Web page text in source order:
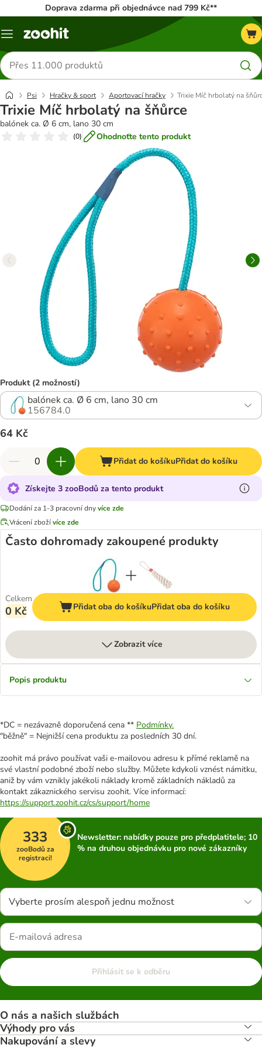
Doprava zdarma při objednávce nad 799 Kč**
Menu
Hledat
produkty
Psi Hračky & sport Aportovací hračky Trixie Míč hrbolatý na
Trixie Míč hrbolatý na šňůrce
balónek ca. Ø 6 cm, lano 30 cm
(0) Ohodnoťte tento produkt
Produkt (2 možností)
balónek ca. Ø 6 cm, lano 30 cm
156784.0
64 Kč
Přidat do košíkuPřidat do košíku
Získejte 3 zooBodů za tento produkt
Dodání za 1-3 pracovní dnyvíce zde
Vrácení zbožívíce zde
Často dohromady zakoupené produkty
Celkem
0 Kč Přidat oba do košíkuPřidat oba do košíku
Zobrazit více
Popis produktu
*DC = nezávazně doporučená cena ** Podmínky.
"běžně" = Nejnižší cena produktu za posledních 30 dní.
zoohit má právo používat vaši e-mailovou adresu k přímé reklamě na
své vlastní podobné zboží nebo služby. Můžete kdykoli vznést námitku,
aniž by vám vznikly jakékoli náklady kromě základních nákladů za
kontakt zákaznického servisu zoohit. Více informací:
https://support.zoohit.cz/cs/support/home
333
zooBodů za
registraci!
Newsletter: nabídky pouze pro předplatitele; 10
% na druhou objednávku pro nové zákazníky
Vyberte prosím alespoň jednu možnost
Přihlásit se k odběru
O nás a našich službách
Výhody pro vás
Nakupování a slevy